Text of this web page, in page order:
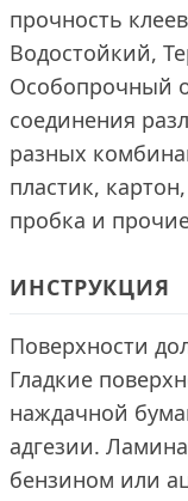
прочность
Водостойкий,
Особопрочный
соединения
разных
пластик,
пробка и
ИНСТРУКЦИЯ
Поверхности
Гладкие
наждачной
адгезии.
бензином или